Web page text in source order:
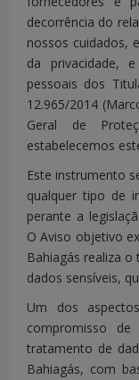
decorrência do
nossos cuidados,
da privacidade,
pessoais dos
12.965/2014
Geral de
estabelecemos
Este instrumento
qualquer tipo de
perante a
O Aviso objetivo
Bahiagás realiza
dados sensíveis,
Um dos
compromisso
tratamento de
Bahiagás, com